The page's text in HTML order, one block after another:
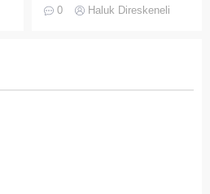
süre karşılıksız kalmaz;
0 Haluk Direskeneli